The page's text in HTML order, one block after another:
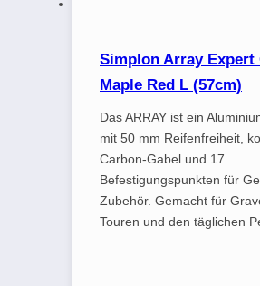
Simplon Array Expert
Maple Red L (57cm)
Das ARRAY ist ein
mit 50 mm Reifenfreiheit,
Carbon-Gabel und 17
Befestigungspunkten für
Zubehör. Gemacht für
Touren und den täglichen